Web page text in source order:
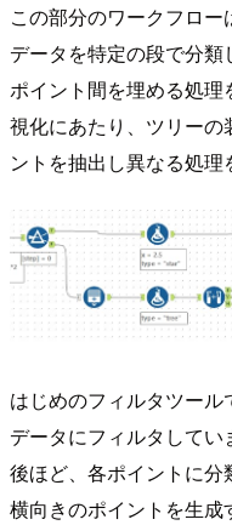
この部分のワークフロー
データを特定の段で分
ポイント間を埋める処
視化にあたり、ツリーの
ントを抽出し異なる処理
はじめのフィルタツー
データにフィルタしてい
後ほど、各ポイントに
横向きのポイントを生成